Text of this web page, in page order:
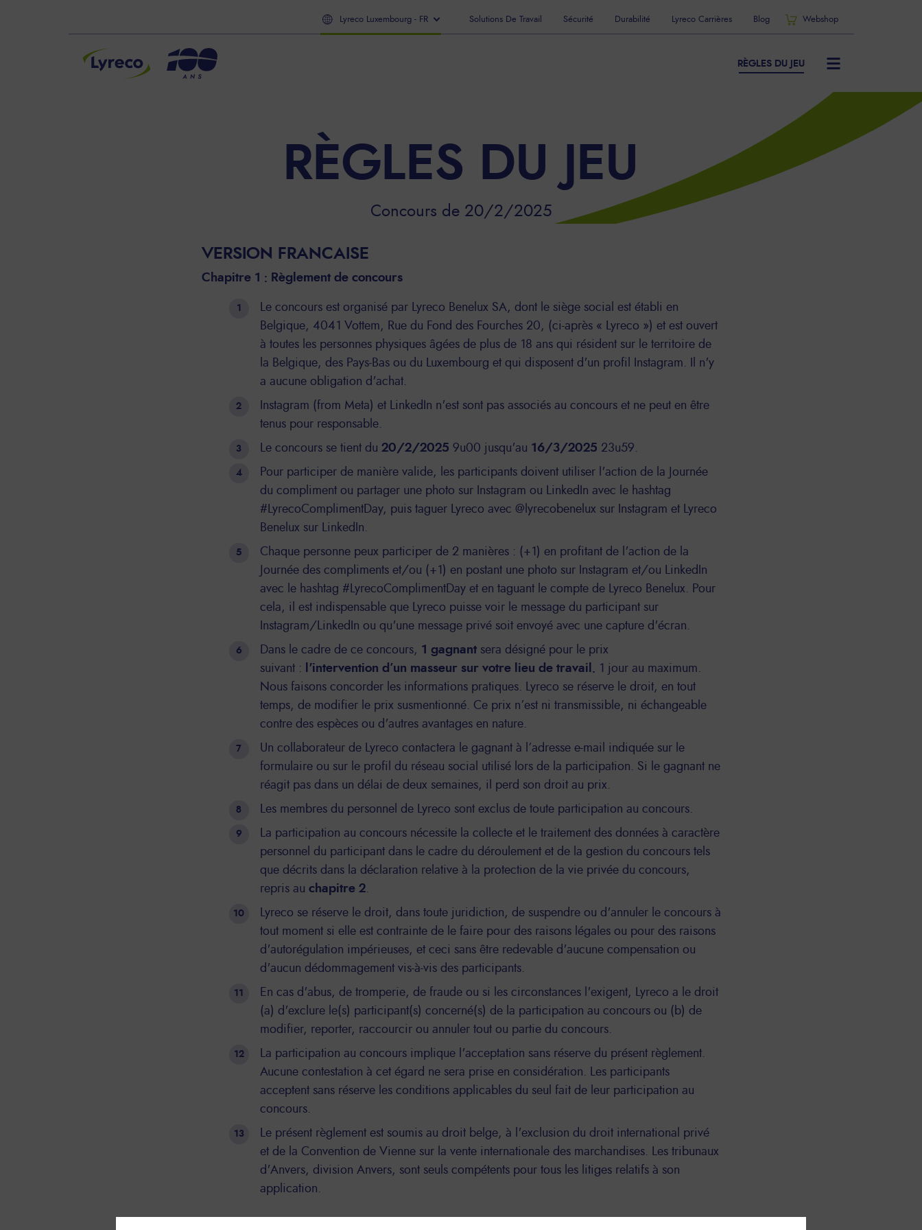
Lyreco Luxembourg - FR Solutions De Travail Sécurité Durabilité Lyreco Carrières Blog Webshop
RÈGLES DU JEU
MENU
RÈGLES DU JEU
Concours de 20/2/2025
VERSION FRANCAISE
Chapitre 1 : Règlement de concours
Le concours est organisé par Lyreco Benelux SA, dont le siège social est établi en
Belgique, 4041 Vottem, Rue du Fond des Fourches 20, (ci-après « Lyreco ») et est ouvert
à toutes les personnes physiques âgées de plus de 18 ans qui résident sur le territoire de
la Belgique, des Pays-Bas ou du Luxembourg et qui disposent d'un profil Instagram. Il n'y
a aucune obligation d'achat.
Instagram (from Meta) et LinkedIn n'est sont pas associés au concours et ne peut en être
tenus pour responsable.
Le concours se tient du 20/2/2025 9u00 jusqu'au 16/3/2025 23u59.
Pour participer de manière valide, les participants doivent utiliser l'action de la Journée
du compliment ou partager une photo sur Instagram ou LinkedIn avec le hashtag
#LyrecoComplimentDay, puis taguer Lyreco avec @lyrecobenelux sur Instagram et Lyreco
Benelux sur LinkedIn.
Chaque personne peux participer de 2 manières : (+1) en profitant de l'action de la
Journée des compliments et/ou (+1) en postant une photo sur Instagram et/ou LinkedIn
avec le hashtag #LyrecoComplimentDay et en taguant le compte de Lyreco Benelux. Pour
cela, il est indispensable que Lyreco puisse voir le message du participant sur
Instagram/LinkedIn ou qu'une message privé soit envoyé avec une capture d'écran.
Dans le cadre de ce concours, 1 gagnant sera désigné pour le prix
suivant :
l'intervention d’un masseur sur votre lieu de travail. 1 jour au maximum.
Nous faisons concorder les informations pratiques. Lyreco se réserve le droit, en tout
temps, de modifier le prix susmentionné. Ce prix n’est ni transmissible, ni échangeable
contre des espèces ou d'autres avantages en nature.
Un collaborateur de Lyreco contactera le gagnant à l’adresse e-mail indiquée sur le
formulaire ou sur le profil du réseau social utilisé lors de la participation. Si le gagnant ne
réagit pas dans un délai de deux semaines, il perd son droit au prix.
Les membres du personnel de Lyreco sont exclus de toute participation au concours.
La participation au concours nécessite la collecte et le traitement des données à caractère
personnel du participant dans le cadre du déroulement et de la gestion du concours tels
que décrits dans la déclaration relative à la protection de la vie privée du concours,
repris au chapitre 2.
Lyreco se réserve le droit, dans toute juridiction, de suspendre ou d'annuler le concours à
tout moment si elle est contrainte de le faire pour des raisons légales ou pour des raisons
d'autorégulation impérieuses, et ceci sans être redevable d'aucune compensation ou
d'aucun dédommagement vis-à-vis des participants.
En cas d'abus, de tromperie, de fraude ou si les circonstances l'exigent, Lyreco a le droit
(a) d'exclure le(s) participant(s) concerné(s) de la participation au concours ou (b) de
modifier, reporter, raccourcir ou annuler tout ou partie du concours.
La participation au concours implique l'acceptation sans réserve du présent règlement.
Aucune contestation à cet égard ne sera prise en considération. Les participants
acceptent sans réserve les conditions applicables du seul fait de leur participation au
concours.
Le présent règlement est soumis au droit belge, à l'exclusion du droit international privé
et de la Convention de Vienne sur la vente internationale des marchandises. Les tribunaux
d'Anvers, division Anvers, sont seuls compétents pour tous les litiges relatifs à son
application.